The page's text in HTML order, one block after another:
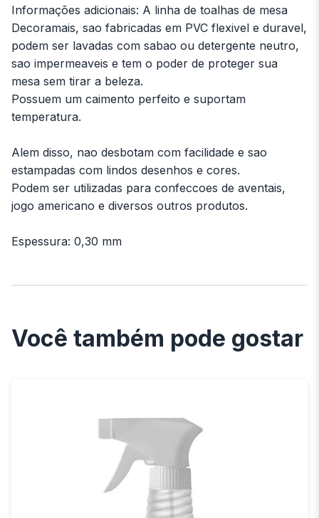
Informações adicionais: A linha de toalhas de mesa
Decoramais, sao fabricadas em PVC flexivel e duravel,
podem ser lavadas com sabao ou detergente neutro,
sao impermeaveis e tem o poder de proteger sua
mesa sem tirar a beleza.
Possuem um caimento perfeito e suportam
temperatura.
Alem disso, nao desbotam com facilidade e sao
estampadas com lindos desenhos e cores.
Podem ser utilizadas para confeccoes de aventais,
jogo americano e diversos outros produtos.
Espessura: 0,30 mm
Você também pode gostar